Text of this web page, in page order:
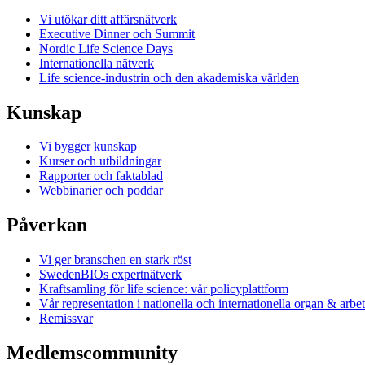
Vi utökar ditt affärsnätverk
Executive Dinner och Summit
Nordic Life Science Days
Internationella nätverk
Life science-industrin och den akademiska världen
Kunskap
Vi bygger kunskap
Kurser och utbildningar
Rapporter och faktablad
Webbinarier och poddar
Påverkan
Vi ger branschen en stark röst
SwedenBIOs expertnätverk
Kraftsamling för life science: vår policyplattform
Vår representation i nationella och internationella organ &
Remissvar
Medlemscommunity